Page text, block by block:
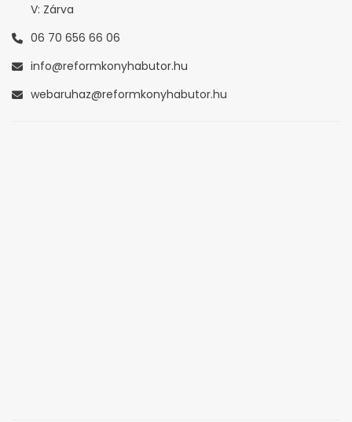
V: Zárva
06 70 656 66 06
info@reformkonyhabutor.hu
webaruhaz@reformkonyhabutor.hu